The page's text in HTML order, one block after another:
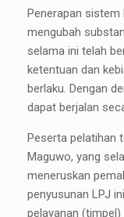
Penerapan sistem
mengubah
selama ini telah
ketentuan dan
berlaku. Dengan
dapat berjalan
Peserta pelatihan
Maguwo, yang
meneruskan
penyusunan LPJ
pelayanan